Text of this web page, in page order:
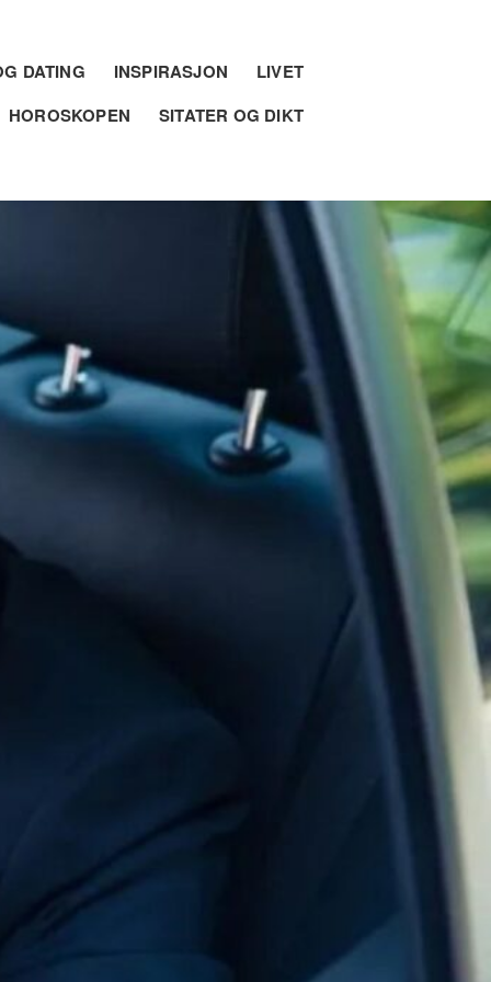
DATING INSPIRASJON
LIVET
HOROSKOPEN
SITATER OG DIKT